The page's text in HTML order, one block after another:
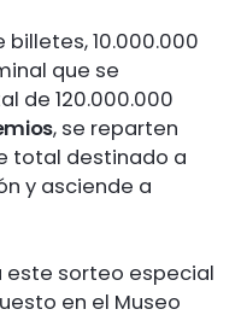
billetes, 10.000.000
que se
de 120.000.000
, se reparten
total destinado a
y asciende a
sorteo especial
en el Museo